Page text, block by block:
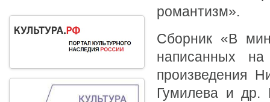
романтизм».
Сборник «В
написанных
произведения
Гумилева и др.